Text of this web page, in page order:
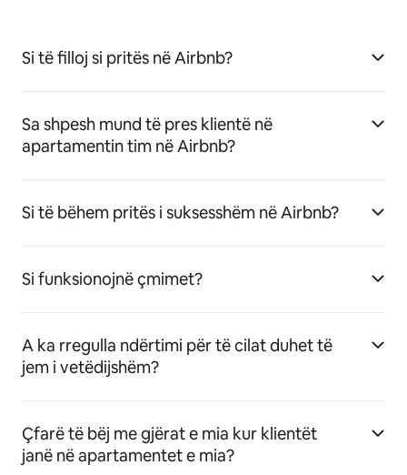
Si të filloj si pritës në Airbnb?
Sa shpesh mund të pres klientë në
apartamentin tim në Airbnb?
Si të bëhem pritës i suksesshëm në Airbnb?
Si funksionojnë çmimet?
A ka rregulla ndërtimi për të cilat duhet të
jem i vetëdijshëm?
Çfarë të bëj me gjërat e mia kur klientët
janë në apartamentet e mia?